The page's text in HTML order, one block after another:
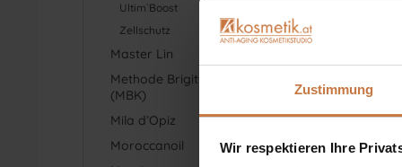
Zustimmung
Wir respektieren Ihre
Ultim`Boost
Zellschutz
Master Lin
Methode Brigitte Kettner
(MBK)
Mila d’Opiz
Moroccanoil